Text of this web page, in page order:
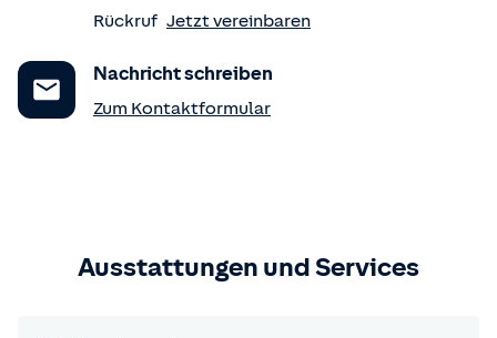
Rückruf Jetzt vereinbaren
Nachricht schreiben
Zum Kontaktformular
Ausstattungen und Services